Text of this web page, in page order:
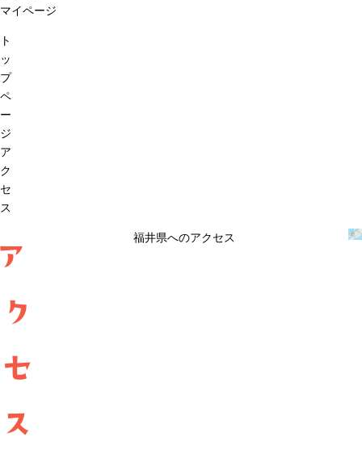
マイページ
ト
ッ
プ
ペ
ー
ジ
ア
ク
セ
ス
ク
セ
ス
福井県へのアクセス